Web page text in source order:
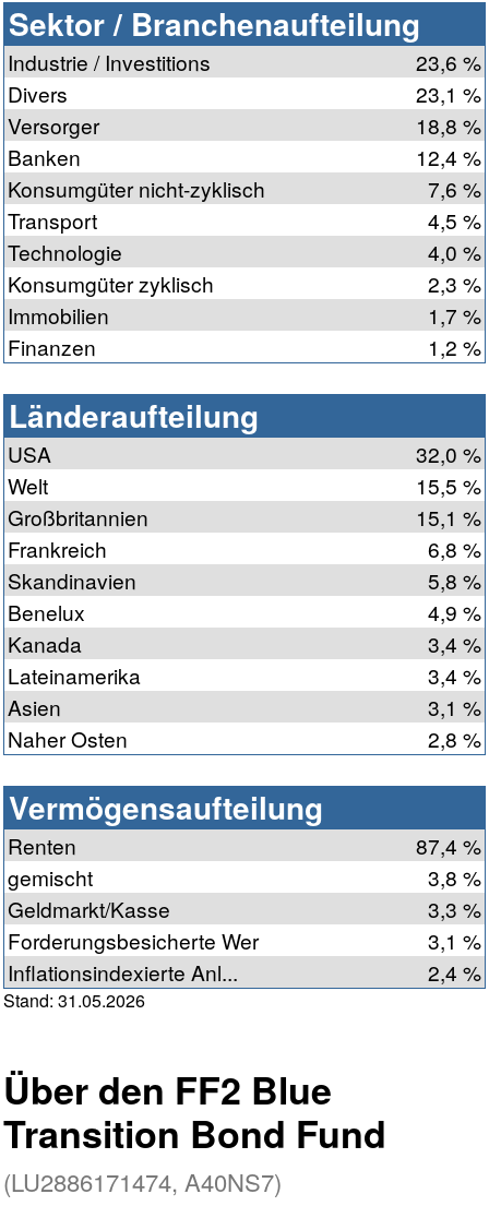
Sektor / Branchenaufteilung
Industrie / Investitions
23,6 %
Divers
23,1 %
Versorger
18,8 %
Banken
12,4 %
Konsumgüter nicht-zyklisch
7,6 %
Transport
4,5 %
Technologie
4,0 %
Konsumgüter zyklisch
2,3 %
Immobilien
1,7 %
Finanzen
1,2 %
Länderaufteilung
USA
32,0 %
Welt
15,5 %
Großbritannien
15,1 %
Frankreich
6,8 %
Skandinavien
5,8 %
Benelux
4,9 %
Kanada
3,4 %
Lateinamerika
3,4 %
Asien
3,1 %
Naher Osten
2,8 %
Vermögensaufteilung
Renten
87,4 %
gemischt
3,8 %
Geldmarkt/Kasse
3,3 %
Forderungsbesicherte Wer
3,1 %
Inflationsindexierte Anl...
2,4 %
Stand: 31.05.2026
Über den FF2 Blue
Transition Bond Fund
(LU2886171474, A40NS7)